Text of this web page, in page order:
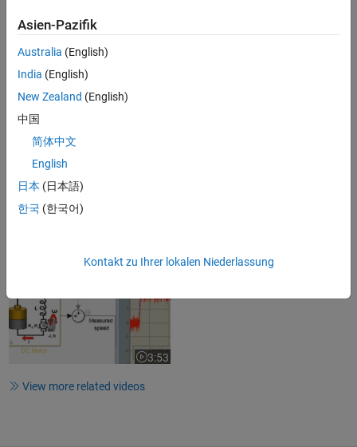
Video length is 7:52
3:53
Video length is 3:53
View more related videos
Asien-Pazifik
Australia (English)
India (English)
New Zealand (English)
中国
简体中文
English
日本 (日本語)
한국 (한국어)
Kontakt zu Ihrer lokalen Niederlassung